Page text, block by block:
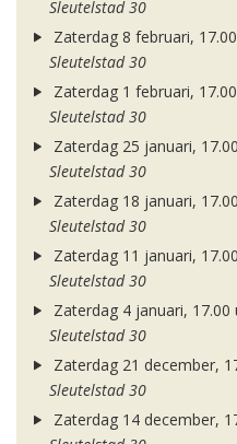
Sleutelstad 30
Zaterdag 8 februari,
Sleutelstad 30
Zaterdag 1 februari,
Sleutelstad 30
Zaterdag 25 januari,
Sleutelstad 30
Zaterdag 18 januari,
Sleutelstad 30
Zaterdag 11 januari,
Sleutelstad 30
Zaterdag 4 januari, 17.00
Sleutelstad 30
Zaterdag 21 december,
Sleutelstad 30
Zaterdag 14 december,